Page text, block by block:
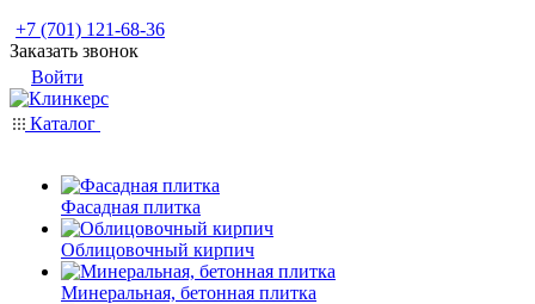
+7 (701) 121-68-36
Заказать звонок
Войти
Каталог
Фасадная плитка
Облицовочный кирпич
Минеральная, бетонная плитка